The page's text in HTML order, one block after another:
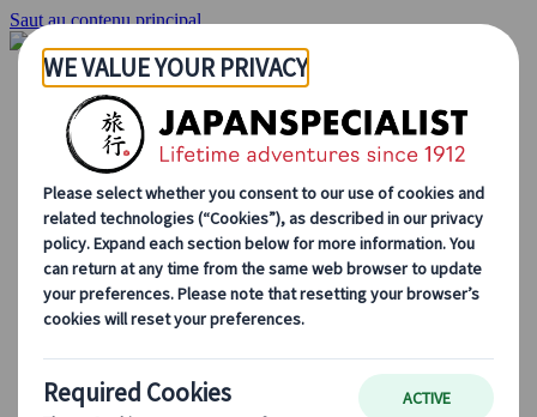
Saut au contenu principal
Accueil
Voyages
Circuits individuels
Circuits en groupe
Circuits autotours
Excursions
Voyages de groupe sur mesure
Japan Rail Pass
Découvrez notre travail
Qui sommes-nous ?
Notre équipe
Rejoignez notre équipe
Le Japon au fil des saisons
Les incontournables du Japon
La culture japonaise